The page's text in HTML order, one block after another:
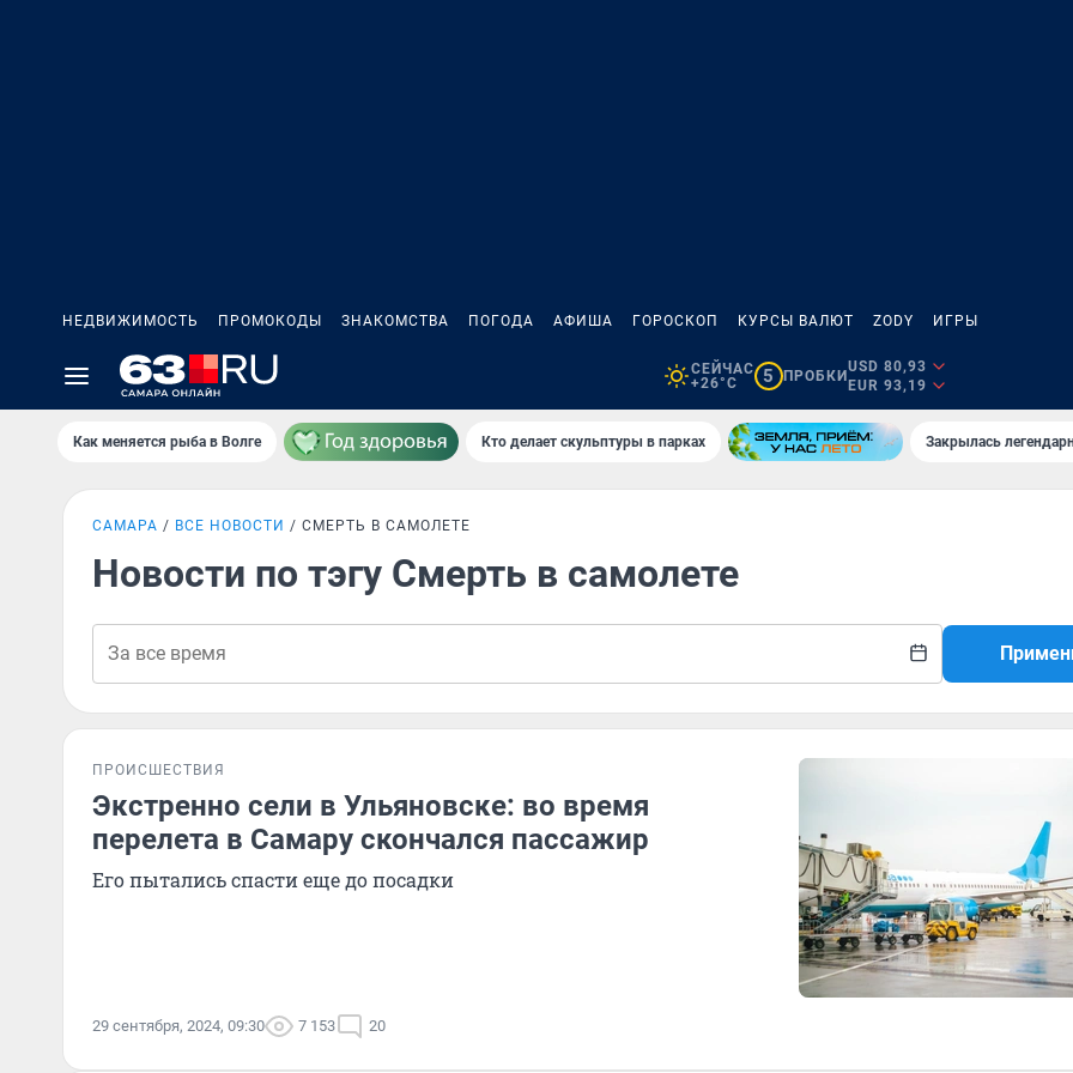
НЕДВИЖИМОСТЬ ПРОМОКОДЫ ЗНАКОМСТВА ПОГОДА АФИША ГОРОСКОП КУРСЫ ВАЛЮТ ZODY ИГРЫ
СЕЙЧАС
+26°C
5 ПРОБКИ
USD 80,93
EUR 93,19
Как меняется рыба в Волге Кто делает скульптуры в парках Закрылась
САМАРА ВСЕ НОВОСТИ СМЕРТЬ В САМОЛЕТЕ
Новости по тэгу Смерть в самолете
ПРОИСШЕСТВИЯ
Экстренно сели в Ульяновске: во время
перелета в Самару скончался пассажир
Его пытались спасти еще до посадки
29 сентября, 2024, 09:30 7 153 20